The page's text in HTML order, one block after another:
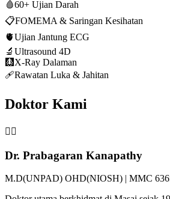
🩸60+ Ujian Darah
📋FOMEMA & Saringan Kesihatan
🫀Ujian Jantung ECG
🔬 Ultrasound 4D
🩻 X-Ray Dalaman
🩹Rawatan Luka & Jahitan
Doktor Kami
👨‍⚕️
Dr. Prabagaran Kanapathy
M.D(UNPAD) OHD(NIOSH) | MMC